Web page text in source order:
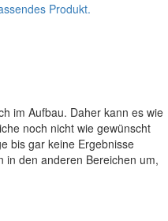
Produkt.
im Aufbau. Daher kann es wie
noch nicht wie gewünscht
bis gar keine Ergebnisse
in den anderen Bereichen um,